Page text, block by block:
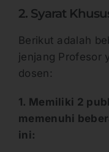
2. Syarat
Berikut adalah
jenjang Profesor
dosen:
1. Memiliki 2
memenuhi
ini: